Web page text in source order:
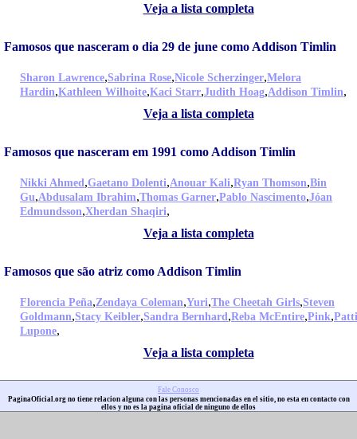
Veja a lista completa
Famosos que nasceram o dia 29 de june como Addison Timlin
Sharon Lawrence,Sabrina Rose,Nicole Scherzinger,Melora
Hardin,Kathleen Wilhoite,Kaci Starr,Judith Hoag,Addison Timlin,
Veja a lista completa
Famosos que nasceram em 1991 como Addison Timlin
Nikki Ahmed,Gaetano Dolenti,Anouar Kali,Ryan Thomson,Bin
Gu,Abdusalam Ibrahim,Thomas Garner,Pablo Nascimento,Jóan
Edmundsson,Xherdan Shaqiri,
Veja a lista completa
Famosos que são atriz como Addison Timlin
Florencia Peña,Zendaya Coleman,Yuri,The Cheetah Girls,Steven
Goldmann,Stacy Keibler,Sandra Bernhard,Reba McEntire,Pink,Patti
Lupone,
Veja a lista completa
Fale Conosco
PaginaOficial.org no tiene relacion alguna con las personas mencionadas en el sitio, no esta en contacto con
ellos y no es la pagina oficial de ninguno de ellos